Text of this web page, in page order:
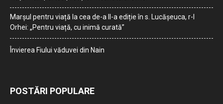
Marșul pentru viață la cea de-a II-a ediție în s. Lucășeuca, r-l
Orhei: „Pentru viață, cu inimă curată”
Învierea Fiului văduvei din Nain
POSTĂRI POPULARE